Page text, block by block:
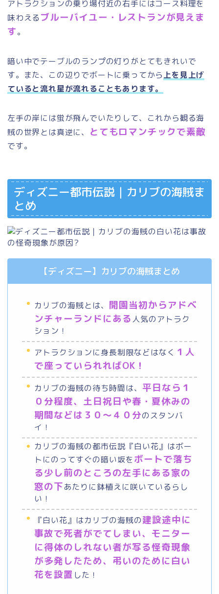
アトラクションの乗り場付近の右手にはコース料理を
味わえるブルーバイユー・レストランが見えま
す。
暗い中でテーブルのランプの灯りがとてもきれいで
す。また、この辺りでボートに乗ってから上を見上げ
ていると流れ星が流れることもあります。
左手の岸には蛍が飛んでいたりして、これから観る海
賊の世界とは真逆に、 とてもロマンチックで素敵
です。
ディズニー都市伝説｜カリブの海賊ま
とめ
【ディズニー】カリブの海賊まとめ
カリブの海賊とは、 開園当初からアドベ
ンチャーランドにある人気のアトラク
ション！
アトラクションに身長制限などはなく １人
で座っていられればOK！
カリブの海賊の待ち時間は、 平日なら１
０分程度、土日祝日や春・夏休みの
期間などは３０～４０分のスタンバ
イ！
カリブの海賊の都市伝説『白い花』はボー
トにのってすぐの暗い坂を ボートで落ち
る少し前のところの左手にある家の
窓の下あたりに鉢植えに咲いているらし
い！
『白い花』はカリブの海賊の建設途中に
事故で死者がでてしまい、モニター
に得体のしれない者が写る怪奇現象
が多発したため、弔いのために白い
花を設置 した！